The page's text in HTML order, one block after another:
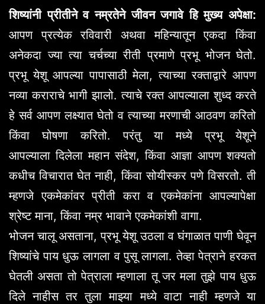
शिष्यांनीप्रीतीने व नम्रतेने जीवन जगावे हि मुख्य अपेक्षा:
आपण प्रत्येक रविवारी अथवा महिन्यातून एकदा किंवा
अनेकदा ज्या त्या चर्चच्या रीती प्रमाणे प्रभू भोजन घेतो.
प्रभू येशू आपल्या पापासाठी मेला, त्याच्या रक्ताद्वारे आपण
नव्या कराराचे भागी झालो. त्याचे रक्त आपल्याला शुध्द करते
हे सर्व आपण लक्ष्यात घेतो व त्याच्या मरणाची आठवण करितो
किंवा घोषणा करितो. परंतु या मध्ये प्रभू येशूने
आपल्याला दिलेला महान संदेश, किंवा आज्ञा आपण शक्यतो
कधीच विचारात घेत नाही, किंवा सोयीस्कर पणे विसरतो. ती
म्हणजे एकमेकांवर प्रीती करा व एकमेकांना आपल्यापेक्षा
श्रेष्ट माना, किंवा नम्र भावाने एकमेकांशी वागा.
भोजन चालू असताना, प्रभू येशू उठला व घंगाळात पाणी घेवून
शिष्यांचे पाय धुऊ लागला व पुसू लागला. तेव्हा पेत्राने हरकत
घेतली असता तो पेत्राला म्हणाला तू जर मला तुझे पाय धुऊ
दिले नाहीस तर तुला माझ्या मध्ये वाटा नाही म्हणजे या